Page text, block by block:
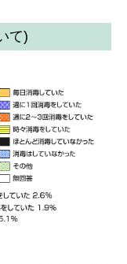
て)